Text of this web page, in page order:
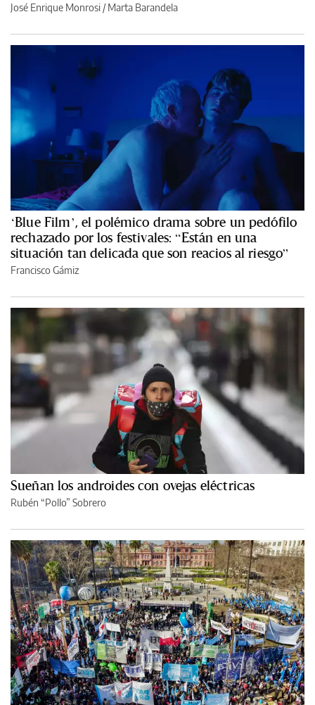
José Enrique Monrosi / Marta Barandela
‘Blue Film’, el polémico drama sobre un pedófilo
rechazado por los festivales: “Están en una
situación tan delicada que son reacios al riesgo”
Francisco Gámiz
Sueñan los androides con ovejas eléctricas
Rubén “Pollo” Sobrero